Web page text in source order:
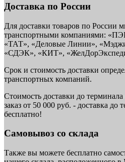
Доставка по России
Для доставки товаров по России
транспортными компаниями:
«ТАТ», «Деловые Линии»,
«СДЭК», «КИТ»,
Срок и стоимость доставки
транспортных компаний.
Стоимость доставки до
заказ от 50 000 руб. - доставка до
бесплатно!
Самовывоз со склада
Также вы можете бесплатно